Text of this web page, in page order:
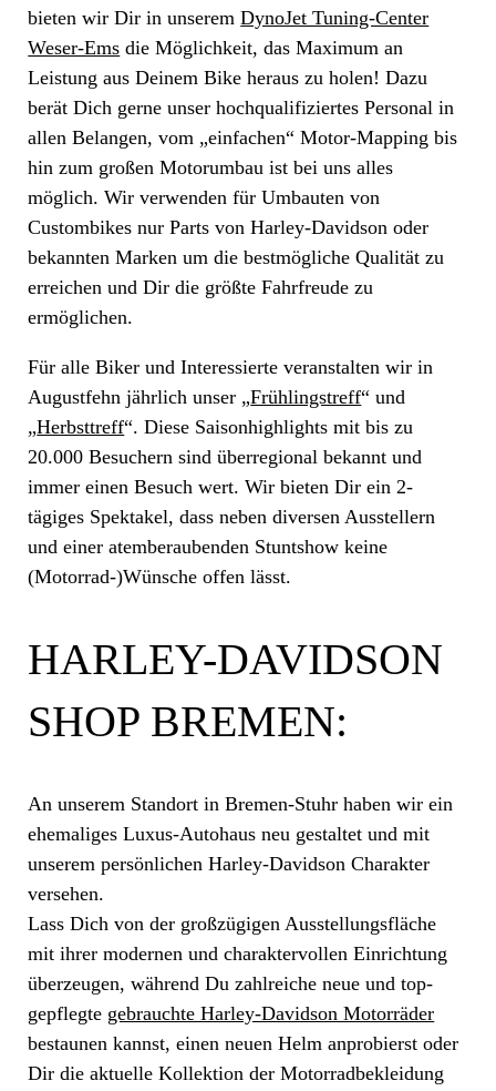
bieten wir Dir in unseremDynoJet Tuning-Center
Weser-Ems die Möglichkeit, das Maximum an
Leistung aus Deinem Bike heraus zu holen! Dazu
berät Dich gerne unser hochqualifiziertes Personal in
allen Belangen, vom „einfachen“ Motor-Mapping bis
hin zum großen Motorumbau ist bei uns alles
möglich. Wir verwenden für Umbauten von
Custombikes nur Parts von Harley-Davidson oder
bekannten Marken um die bestmögliche Qualität zu
erreichen und Dir die größte Fahrfreude zu
ermöglichen.
Für alle Biker und Interessierte veranstalten wir in
Augustfehn jährlich unser „Frühlingstreff“ und
„Herbsttreff“. Diese Saisonhighlights mit bis zu
20.000 Besuchern sind überregional bekannt und
immer einen Besuch wert. Wir bieten Dir ein 2-
tägiges Spektakel, dass neben diversen Ausstellern
und einer atemberaubenden Stuntshow keine
(Motorrad-)Wünsche offen lässt.
HARLEY-DAVIDSON
SHOP BREMEN:
An unserem Standort in Bremen-Stuhr haben wir ein
ehemaliges Luxus-Autohaus neu gestaltet und mit
unserem persönlichen Harley-Davidson Charakter
versehen.
Lass Dich von der großzügigen Ausstellungsfläche
mit ihrer modernen und charaktervollen Einrichtung
überzeugen, während Du zahlreiche neue und top-
gepflegte gebrauchte Harley-Davidson Motorräder
bestaunen kannst, einen neuen Helm anprobierst oder
Dir die aktuelle Kollektion der Motorradbekleidung